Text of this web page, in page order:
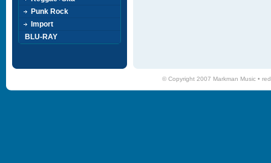
Punk Rock
Import
BLU-RAY
© Copyright 2007 Markman Music •